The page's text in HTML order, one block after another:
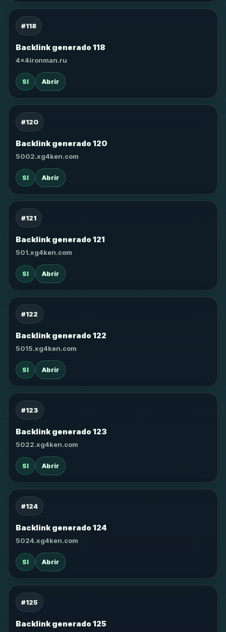
#118
Backlink generado 118
4x4ironman.ru
SI Abrir
#120
Backlink generado 120
5002.xg4ken.com
SI Abrir
#121
Backlink generado 121
501.xg4ken.com
SI Abrir
#122
Backlink generado 122
5015.xg4ken.com
SI Abrir
#123
Backlink generado 123
5022.xg4ken.com
SI Abrir
#124
Backlink generado 124
5024.xg4ken.com
SI Abrir
#125
Backlink generado 125